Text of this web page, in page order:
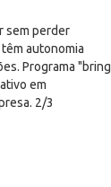
sem perder
autonomia
Programa "bring
em
2/3